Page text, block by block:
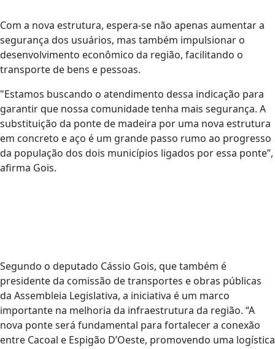
Com a nova estrutura, espera-se não apenas aumentar a
segurança dos usuários, mas também impulsionar o
desenvolvimento econômico da região, facilitando o
transporte de bens e pessoas.
"Estamos buscando o atendimento dessa indicação para
garantir que nossa comunidade tenha mais segurança. A
substituição da ponte de madeira por uma nova estrutura
em concreto e aço é um grande passo rumo ao progresso
da população dos dois municípios ligados por essa ponte”,
afirma Gois.
Segundo o deputado Cássio Gois, que também é
presidente da comissão de transportes e obras públicas
da Assembleia Legislativa, a iniciativa é um marco
importante na melhoria da infraestrutura da região. “A
nova ponte será fundamental para fortalecer a conexão
entre Cacoal e Espigão D’Oeste, promovendo uma logística